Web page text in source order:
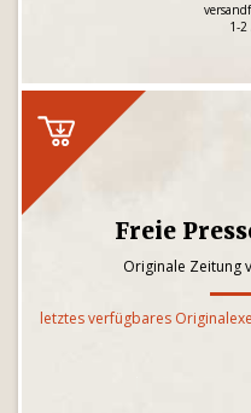
1-2
Freie
Originale Zeitung
letztes verfügbares